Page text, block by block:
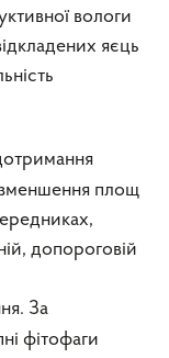
вологи
яєць
зменшення площ
допороговій
За
фітофаги